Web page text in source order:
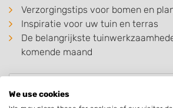
Verzorgingstips voor bomen en
Inspiratie voor uw tuin en terras
De belangrijkste
komende maand
We use cookies